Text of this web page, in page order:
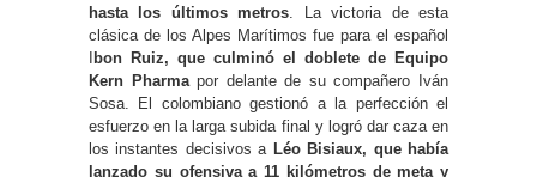
hasta los últimos metros. La victoria de esta
clásica de los Alpes Marítimos fue para el español
bon Ruiz, que culminó el doblete de Equipo
Kern Pharmapor delante de su compañero Iván
Sosa. El colombiano gestionó a la perfección el
esfuerzo en la larga subida final y logró dar caza en
los instantes decisivos a Léo Bisiaux, que había
lanzado su ofensiva a 11 kilómetros de meta y